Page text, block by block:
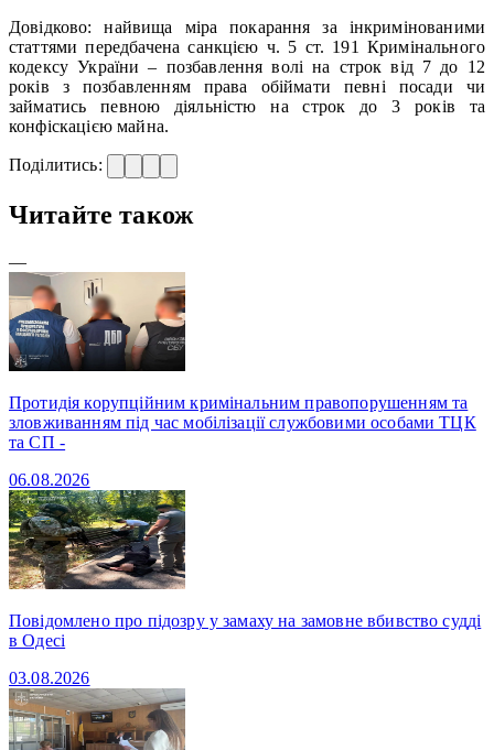
Довідково: найвища міра покарання за інкримінованими
статтями передбачена санкцією ч. 5 ст. 191 Кримінального
кодексу України – позбавлення волі на строк від 7 до 12
років з позбавленням права обіймати певні посади чи
займатись певною діяльністю на строк до 3 років та
конфіскацією майна.
Поділитись:
Читайте також
—
Протидія корупційним кримінальним правопорушенням та
зловживанням під час мобілізації службовими особами ТЦК
та СП -
06.08.2026
Повідомлено про підозру у замаху на замовне вбивство судді
в Одесі
03.08.2026